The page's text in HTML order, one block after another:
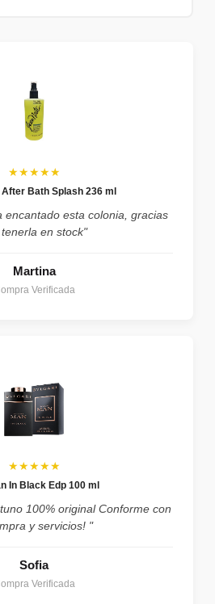
★★★★★
Bath Splash 236 ml
encantado esta colonia, gracias
en stock"
Martina
Verificada
★★★★★
In Black Edp 100 ml
100% original Conforme con
y servicios! "
Sofia
Verificada